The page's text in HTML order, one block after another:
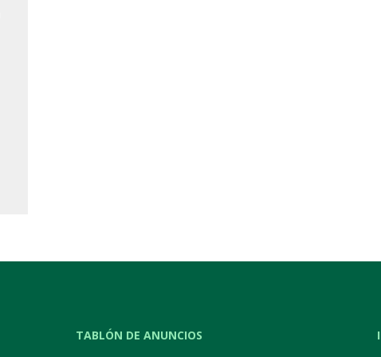
TABLÓN DE ANUNCIOS